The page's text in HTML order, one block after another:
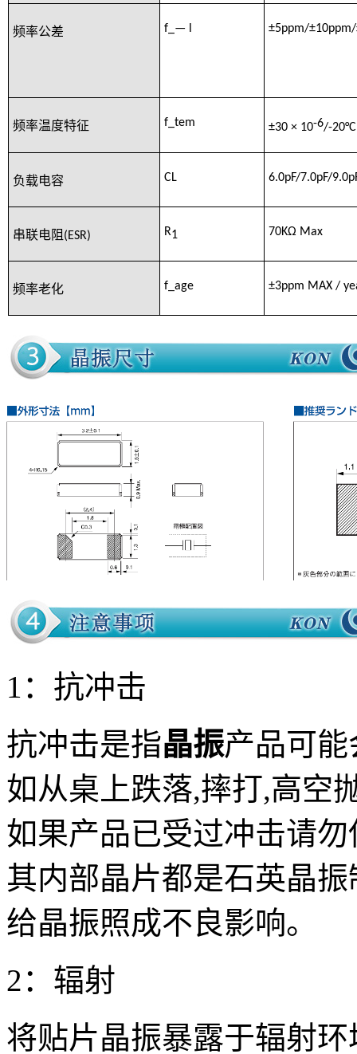
频率公差 f_— l ±5ppm/±10ppm/
频率温度特征 f_tem ±30 × 10-6/-20°C
负载电容 CL 6.0pF/7.0pF/
串联电阻(ESR) R1 70KΩ Max
频率老化 f_age ±3ppm MAX /
1：抗冲击
抗冲击是指晶振产品可
如从桌上跌落,摔打,高空
如果产品已受过冲击请
其内部晶片都是石英晶
给晶振照成不良影响。
2：辐射
将贴片晶振暴露于辐射